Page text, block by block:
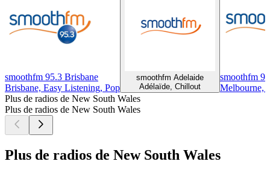
smoothfm 95.3 Brisbane
Brisbane, Easy Listening, Pop
smoothfm Adelaide
Adélaïde, Chillout
smoothfm
Melbourne,
Plus de radios de New South Wales
Plus de radios de New South Wales
Plus de radios de New South Wales